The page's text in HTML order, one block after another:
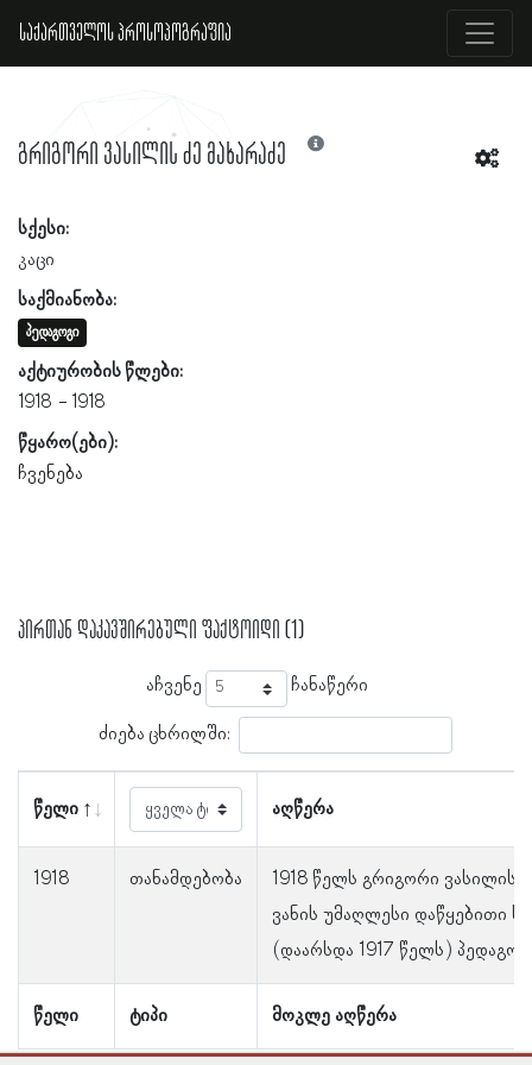
საქართველოს პროსოპოგრაფია
გრიგორი ვასილის ძე მახარაძე
სქესი:
კაცი
საქმიანობა:
პედაგოგი
აქტიურობის წლები:
1918
1918
წყარო(ები):
ჩვენება
პირთან დაკავშირებული ფაქტოიდი (1)
აჩვენე ჩანაწერი
ძიება ცხრილში:
წელი აღწერა
წელი ტიპი მოკლე აღწერა
1918 თანამდებობა
1918 წელს გრიგორი ვასილის
ვანის უმაღლესი დაწყებითი
(დაარსდა 1917 წელს)